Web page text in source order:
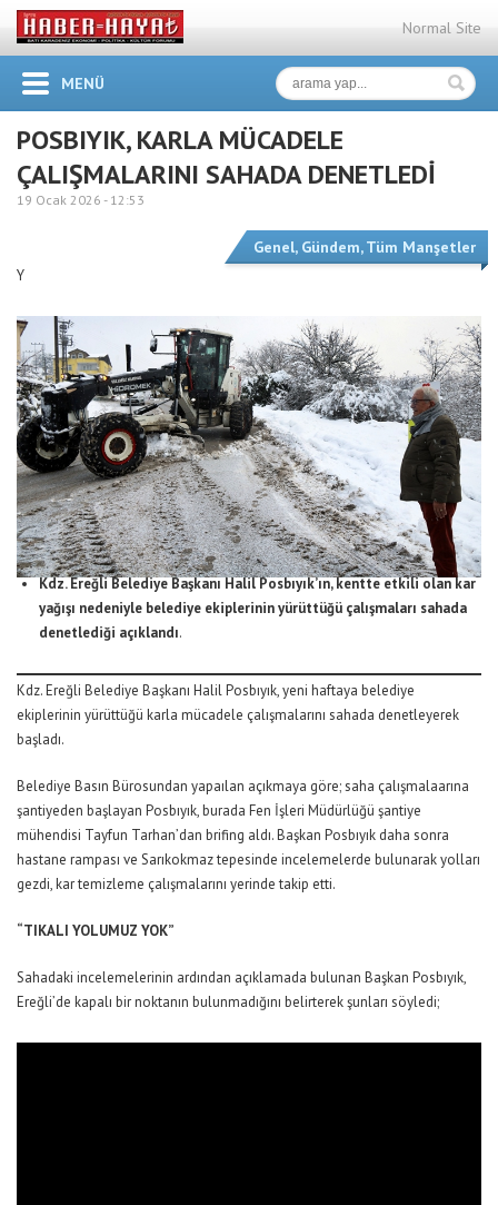
Normal Site
MENÜ
POSBIYIK, KARLA MÜCADELE
ÇALIŞMALARINI SAHADA DENETLEDİ
19 Ocak 2026 - 12:53
Genel, Gündem,Tüm Manşetler
Y
Kdz. Ereğli Belediye Başkanı Halil Posbıyık’ın, kentte etkili olan kar
yağışı nedeniyle belediye ekiplerinin yürüttüğü çalışmaları sahada
denetlediği açıklandı.
Kdz. Ereğli Belediye Başkanı Halil Posbıyık, yeni haftaya belediye
ekiplerinin yürüttüğü karla mücadele çalışmalarını sahada denetleyerek
başladı.
Belediye Basın Bürosundan yapaılan açıkmaya göre; saha çalışmalaarına
şantiyeden başlayan Posbıyık, burada Fen İşleri Müdürlüğü şantiye
mühendisi Tayfun Tarhan’dan brifing aldı. Başkan Posbıyık daha sonra
hastane rampası ve Sarıkokmaz tepesinde incelemelerde bulunarak yolları
gezdi, kar temizleme çalışmalarını yerinde takip etti.
“TIKALI YOLUMUZ YOK”
Sahadaki incelemelerinin ardından açıklamada bulunan Başkan Posbıyık,
Ereğli’de kapalı bir noktanın bulunmadığını belirterek şunları söyledi;